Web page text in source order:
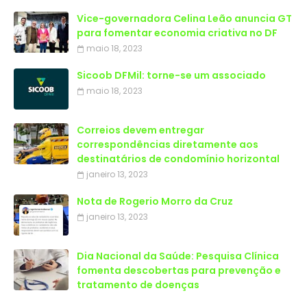
Vice-governadora Celina Leão anuncia GT
para fomentar economia criativa no DF
maio 18, 2023
Sicoob DFMil: torne-se um associado
maio 18, 2023
Correios devem entregar
correspondências diretamente aos
destinatários de condomínio horizontal
janeiro 13, 2023
Nota de Rogerio Morro da Cruz
janeiro 13, 2023
Dia Nacional da Saúde: Pesquisa Clínica
fomenta descobertas para prevenção e
tratamento de doenças